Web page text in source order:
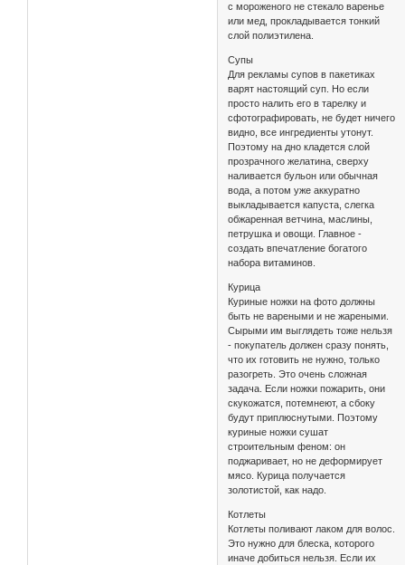
с мороженого не стекало варенье
или мед, прокладывается тонкий
слой полиэтилена.
Супы
Для рекламы супов в пакетиках
варят настоящий суп. Но если
просто налить его в тарелку и
сфотографировать, не будет ничего
видно, все ингредиенты утонут.
Поэтому на дно кладется слой
прозрачного желатина, сверху
наливается бульон или обычная
вода, а потом уже аккуратно
выкладывается капуста, слегка
обжаренная ветчина, маслины,
петрушка и овощи. Главное -
создать впечатление богатого
набора витаминов.
Курица
Куриные ножки на фото должны
быть не вареными и не жареными.
Сырыми им выглядеть тоже нельзя
- покупатель должен сразу понять,
что их готовить не нужно, только
разогреть. Это очень сложная
задача. Если ножки пожарить, они
скукожатся, потемнеют, а сбоку
будут приплюснутыми. Поэтому
куриные ножки сушат
строительным феном: он
поджаривает, но не деформирует
мясо. Курица получается
золотистой, как надо.
Котлеты
Котлеты поливают лаком для волос.
Это нужно для блеска, которого
иначе добиться нельзя. Если их